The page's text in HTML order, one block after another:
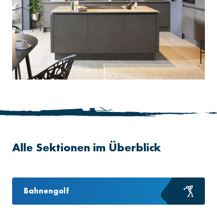
Alle Sektionen im Überblick
Bahnengolf